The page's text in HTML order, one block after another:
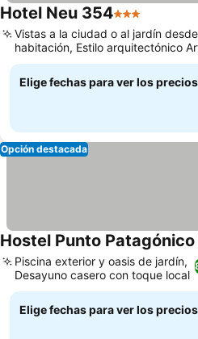
Hotel Neu 3543 Estrellas
Vistas a la ciudad o al jardín
habitación, Estilo arquitectónico
Déco
Elige fechas para ver los
Opción destacada
Hostel Punto
Piscina exterior y oasis de jardín,
Desayuno casero con toque local
Elige fechas para ver los